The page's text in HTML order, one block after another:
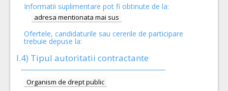
Informatii suplimentare pot fi obtinute de la:
adresa mentionata mai sus
Ofertele, candidaturile sau cererile de participare
trebuie depuse la:
I.4) Tipul autoritatii contractante
Organism de drept public